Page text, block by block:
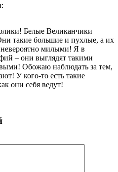
:
Белые Великанчики
такие большие и пухлые, а их
невероятно милыми! Я в
– они выглядят такими
Обожаю наблюдать за тем,
У кого-то есть такие
они себя ведут!